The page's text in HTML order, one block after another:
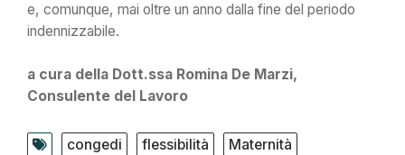
e, comunque, mai oltre un anno dalla fine del periodo
indennizzabile.
a cura della Dott.ssa Romina De Marzi,
Consulente del Lavoro
congedi flessibilità Maternità